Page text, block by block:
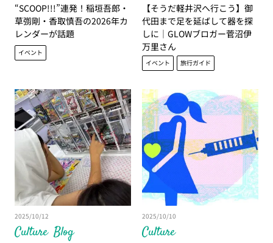
“SCOOP!!!”連発！稲垣吾郎・
草彅剛・香取慎吾の2026年カ
レンダーが話題
イベント
【そうだ軽井沢へ行こう】御
代田まで足を延ばして器を探
しに｜GLOWブロガー菅沼伊
万里さん
イベント 旅行ガイド
Culture Blog
2025/10/12
Culture
2025/10/10